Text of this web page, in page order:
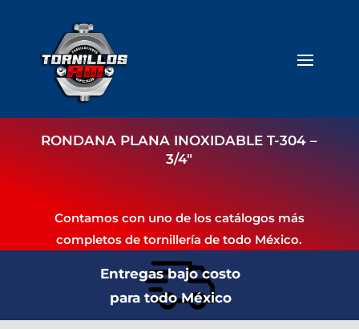
RONDANA PLANA INOXIDABLE T-304 –
3/4″
Contamos con uno de los catálogos más
completos de tornillería de todo México.
Entregas bajo costo
para todo México